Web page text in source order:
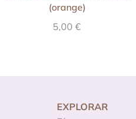
(orange)
5,00 €
EXPLORAR